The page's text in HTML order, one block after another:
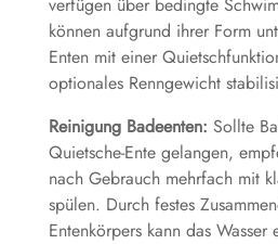
können aufgrund ihrer Form
Enten mit einer
optionales Renngewicht
Reinigung Badeenten: Sollte
Quietsche-Ente gelangen,
nach Gebrauch mehrfach mit
spülen. Durch festes
Entenkörpers kann das Wasser